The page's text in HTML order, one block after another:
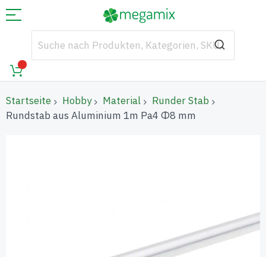
Startseite Hobby Material
Runder Stab
Rundstab aus Aluminium 1m Pa4 Φ8 mm